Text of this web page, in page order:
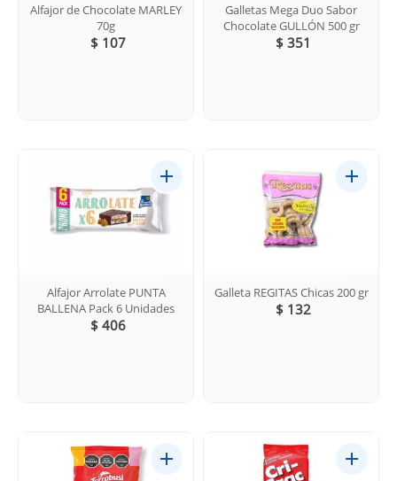
Alfajor de Chocolate MARLEY
70g
$ 107
Galletas Mega Duo Sabor
Chocolate GULLÓN 500 gr
$ 351
Alfajor Arrolate PUNTA
BALLENA Pack 6 Unidades
$ 406
Galleta REGITAS Chicas 200 gr
$ 132